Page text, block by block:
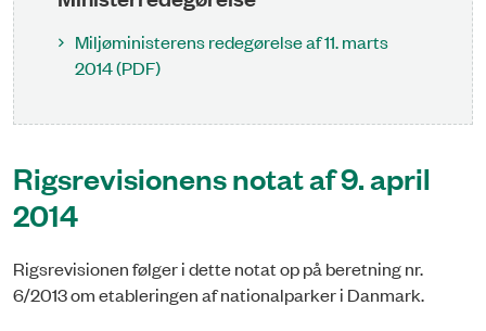
Miljøministerens redegørelse af 11. marts
2014 (PDF)
Rigsrevisionens notat af 9. april
2014
Rigsrevisionen følger i dette notat op på beretning nr.
6/2013 om etableringen af nationalparker i Danmark.